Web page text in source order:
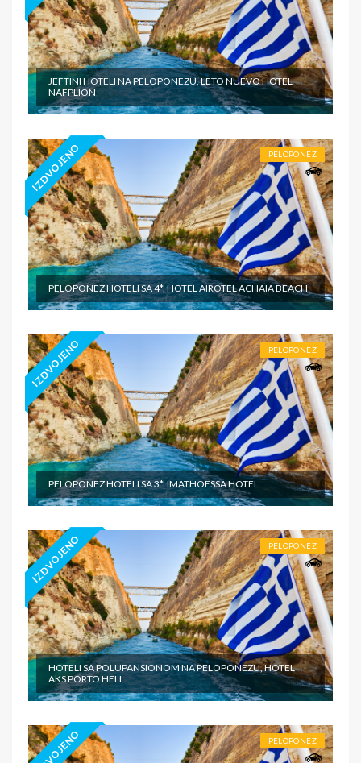
JEFTINI HOTELI NA PELOPONEZU, LETO NUEVO HOTEL
NAFPLION
IZDVOJENO PELOPONEZ
PELOPONEZ HOTELI SA 4*, HOTEL AIROTEL ACHAIA BEACH
IZDVOJENO PELOPONEZ
PELOPONEZ HOTELI SA 3*, IMATHOESSA HOTEL
IZDVOJENO PELOPONEZ
HOTELI SA POLUPANSIONOM NA PELOPONEZU, HOTEL
AKS PORTO HELI
PELOPONEZ